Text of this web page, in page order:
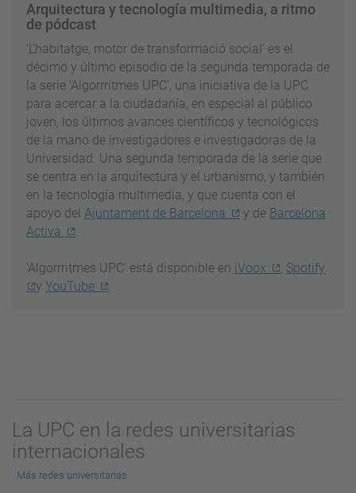
Arquitectura y tecnología multimedia, a ritmo
de pódcast
'L’habitatge, motor de transformació social’ es el
décimo y último episodio de la segunda temporada de
la serie 'Algorrritmes UPC', una iniciativa de la UPC
para acercar a la ciudadanía, en especial al público
joven, los últimos avances científicos y tecnológicos
de la mano de investigadores e investigadoras de la
Universidad. Una segunda temporada de la serie que
se centra en la arquitectura y el urbanismo, y también
en la tecnología multimedia, y que cuenta con el
apoyo del Ajuntament de Barcelona y de Barcelona
Activa
.
'Algorrritmes UPC' está disponible en iVoox , Spotify
y YouTube .
La UPC en la redes universitarias
internacionales
Más redes universitarias